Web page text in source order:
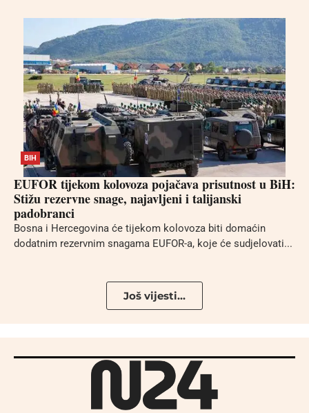
BIH
EUFOR tijekom kolovoza pojačava prisutnost u BiH:
Stižu rezervne snage, najavljeni i talijanski
padobranci
Bosna i Hercegovina će tijekom kolovoza biti domaćin
dodatnim rezervnim snagama EUFOR-a, koje će sudjelovati...
Još vijesti...